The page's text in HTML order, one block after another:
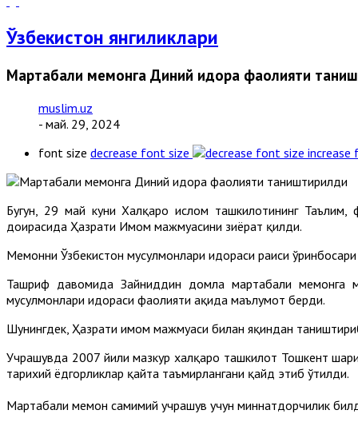
Ўзбекистон янгиликлари
Мартабали меҳмонга Диний идора фаолияти
muslim.uz
- май. 29, 2024
font size decrease font size increase
Бугун, 29 май куни Халқаро ислом ташкилотининг
доирасида Ҳазрати Имом мажмуасини зиёрат қилди.
Меҳмонни Ўзбекистон мусулмонлари идораси раиси
Ташриф давомида Зайниддин домла мартабали меҳмонга
мусулмонлари идораси фаолияти ҳақида маълумот берди.
Шунингдек, Ҳазрати имом мажмуаси билан яқиндан
Учрашувда 2007 йили мазкур халқаро ташкилот Тошкент
тарихий ёдгорликлар қайта таъмирлангани қайд этиб ўтилди.
Мартабали меҳмон самимий учрашув учун миннатдорчилик